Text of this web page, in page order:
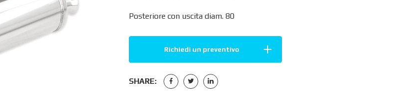
Posteriore con uscita diam. 80
Richiedi un preventivo
SHARE: